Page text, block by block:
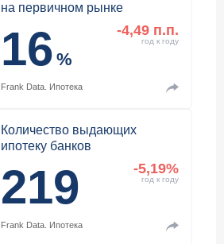
на первичном рынке
16 %
-4,49 п.п.
год к году
Frank Data. Ипотека
Количество выдающих
ипотеку банков
219 -5,19%
год к году
Frank Data. Ипотека